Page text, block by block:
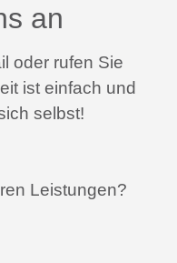
an
oder rufen Sie
ist einfach und
selbst!
Leistungen?